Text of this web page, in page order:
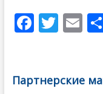
F
b
T
er
E
l
Партнерские